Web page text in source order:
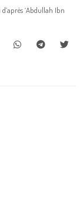
‘Abdullah Ibn